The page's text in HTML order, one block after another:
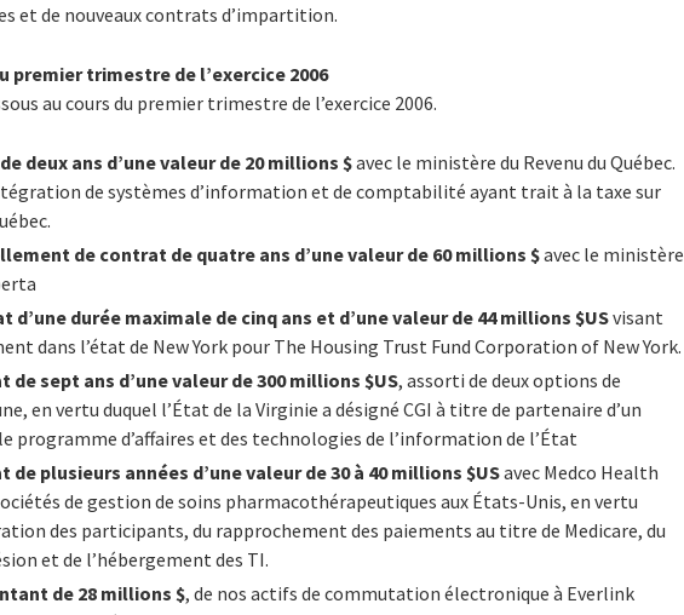
et de nouveaux contrats d’impartition.
trimestre de l’exercice 2006
au cours du premier trimestre de l’exercice 2006.
deux ans d’une valeur de 20 millions $avec le ministère du Revenu du Québec.
de systèmes d’information et de comptabilité ayant trait à la taxe sur
de contrat de quatre ans d’une valeur de 60 millions $avec le ministère
d’une durée maximale de cinq ans et d’une valeur de 44 millions $USvisant
dans l’état de New York pour The Housing Trust Fund Corporation of New York.
de sept ans d’une valeur de 300 millions $US, assorti de deux options de
en vertu duquel l’État de la Virginie a désigné CGI à titre de partenaire d’un
d’affaires et des technologies de l’information de l’État
de plusieurs années d’une valeur de 30 à 40 millions $USavec Medco Health
de gestion de soins pharmacothérapeutiques aux États-Unis, en vertu
des participants, du rapprochement des paiements au titre de Medicare, du
et de l’hébergement des TI.
de 28 millions $, de nos actifs de commutation électronique à Everlink